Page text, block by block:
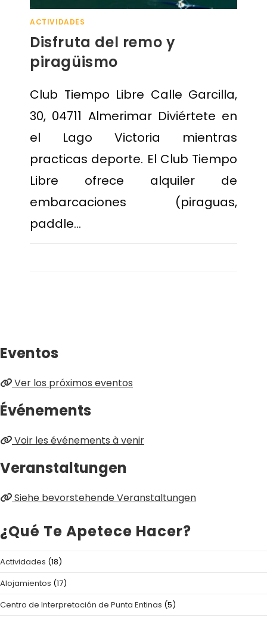
ACTIVIDADES
Disfruta del remo y
piragüismo
Club Tiempo Libre Calle Garcilla,
30, 04711 Almerimar Diviértete en
el Lago Victoria mientras
practicas deporte. El Club Tiempo
Libre ofrece alquiler de
embarcaciones (piraguas,
paddle…
Eventos
Ver los próximos eventos
Événements
Voir les événements à venir
Veranstaltungen
Siehe bevorstehende Veranstaltungen
¿Qué Te Apetece Hacer?
Actividades (18)
Alojamientos (17)
Centro de Interpretación de Punta Entinas (5)